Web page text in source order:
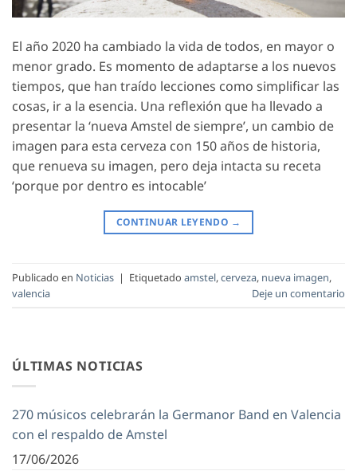
El año 2020 ha cambiado la vida de todos, en mayor o
menor grado. Es momento de adaptarse a los nuevos
tiempos, que han traído lecciones como simplificar las
cosas, ir a la esencia. Una reflexión que ha llevado a
presentar la ‘nueva Amstel de siempre’, un cambio de
imagen para esta cerveza con 150 años de historia,
que renueva su imagen, pero deja intacta su receta
‘porque por dentro es intocable’
CONTINUAR LEYENDO →
Publicado en Noticias | Etiquetado amstel,cerveza, nueva imagen,
valencia
Deje un comentario
ÚLTIMAS NOTICIAS
270 músicos celebrarán la Germanor Band en Valencia
con el respaldo de Amstel
17/06/2026